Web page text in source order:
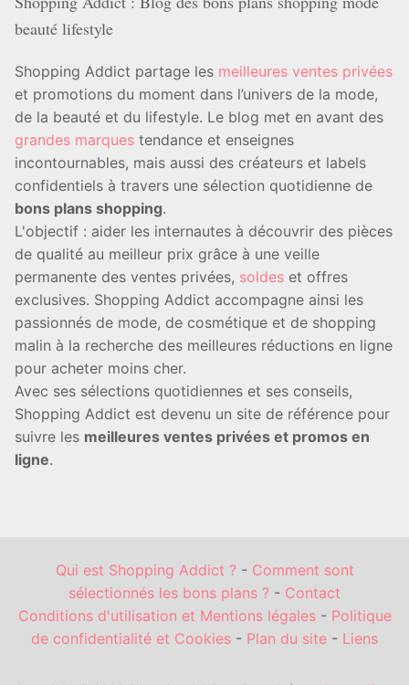
beauté lifestyle
Shopping Addict partage les meilleures ventes privées
et promotions du moment dans l’univers de la mode,
de la beauté et du lifestyle. Le blog met en avant des
grandes marques tendance et enseignes
incontournables, mais aussi des créateurs et labels
confidentiels à travers une sélection quotidienne de
bons plans shopping.
L'objectif : aider les internautes à découvrir des pièces
de qualité au meilleur prix grâce à une veille
permanente des ventes privées, soldes et offres
exclusives. Shopping Addict accompagne ainsi les
passionnés de mode, de cosmétique et de shopping
malin à la recherche des meilleures réductions en ligne
pour acheter moins cher.
Avec ses sélections quotidiennes et ses conseils,
Shopping Addict est devenu un site de référence pour
suivre les meilleures ventes privées et promos en
ligne.
Qui est Shopping Addict ?- Comment sont
sélectionnés les bons plans ? - Contact
Conditions d'utilisation et Mentions légales- Politique
de confidentialité et Cookies - Plan du site - Liens